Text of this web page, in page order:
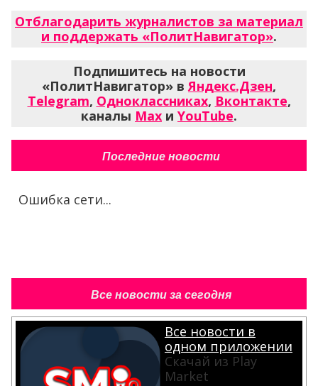
Отблагодарить журналистов за материал
и поддержать «ПолитНавигатор».
Подпишитесь на новости
«ПолитНавигатор» вЯндекс.Дзен,
Telegram, Одноклассниках, Вконтакте,
каналы Max и YouTube.
Последние новости
Ошибка сети...
Все новости за сегодня
Все новости в
одном приложении
Скачай из Play
Market